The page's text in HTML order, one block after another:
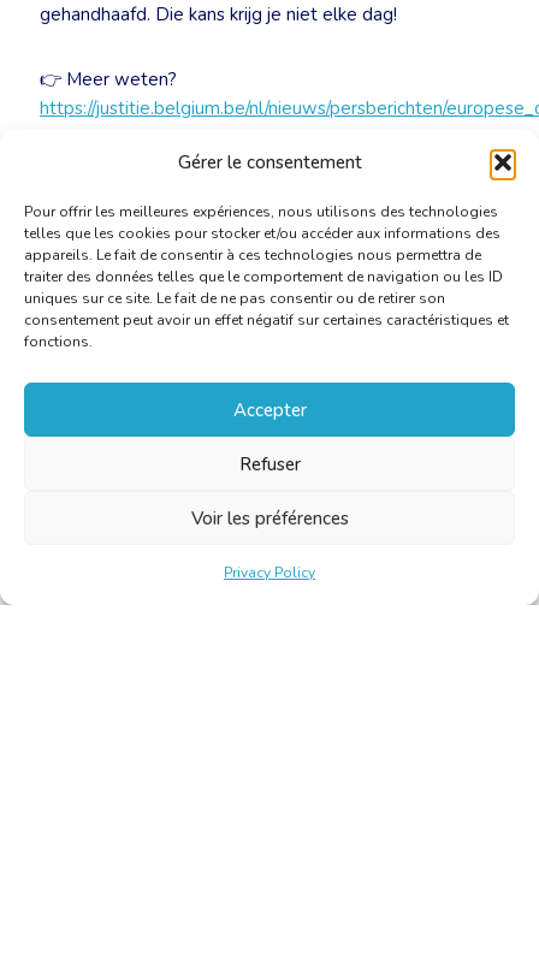
Gérer le consentement
Pour offrir les meilleures expériences, nous utilisons des technologies
telles que les cookies pour stocker et/ou accéder aux informations des
appareils. Le fait de consentir à ces technologies nous permettra de
traiter des données telles que le comportement de navigation ou les ID
uniques sur ce site. Le fait de ne pas consentir ou de retirer son
consentement peut avoir un effet négatif sur certaines caractéristiques et
fonctions.
Accepter
Refuser
Voir les préférences
Privacy Policy
gehandhaafd. Die kans krijg je niet elke dag!
👉 Meer weten?
https://justitie.belgium.be/nl/nieuws/persberichten/
Download de brochure